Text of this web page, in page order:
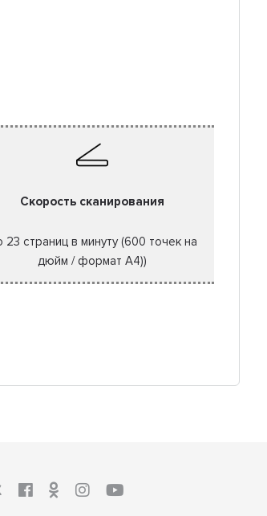
Скорость сканирования
23 страниц в минуту (600 точек на
дюйм / формат A4))